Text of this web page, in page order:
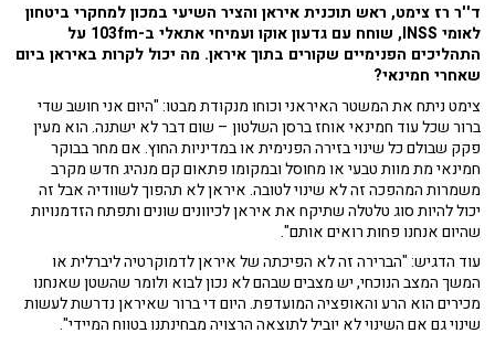
ד''ר רז צימט, ראש תוכנית איראן והציר השיעי במכון למחקרי ביטחון
לאומי INSS, שוחח עם גדעון אוקו ועמיחי אתאלי ב-103fm על
התהליכים הפנימיים שקורים בתוך איראן. מה יכול לקרות באיראן ביום
שאחרי חמינאי?
צימט ניתח את המשטר האיראני וכוחו מנקודת מבטו: "היום אני חושב שדי
ברור שכל עוד חמינאי אוחז ברסן השלטון – שום דבר לא ישתנה. הוא מעין
פקק שבולם כל שינוי בזירה הפנימית או במדיניות החוץ. אם מחר בבוקר
חמינאי מת מוות טבעי או מחוסל ובמקומו פתאום קם מנהיג חדש מקרב
משמרות המהפכה זה לא שינוי לטובה. איראן לא תהפוך לשוודיה אבל זה
יכול להיות סוג טלטלה שתיקח את איראן לכיוונים שונים ותפתח הזדמנויות
שהיום אנחנו פחות רואים אותם".
עוד הדגיש: "הברירה זה לא הפיכתה של איראן לדמוקרטיה ליברלית או
המשך המצב הנוכחי, יש מצבים שבהם לא נכון לבוא ולומר שהשטן שאנחנו
מכירים הוא הרע והאופציה המועדפת. היום די ברור שאיראן נדרשת לעשות
שינוי גם אם השינוי לא יוביל לתוצאה הרצויה מבחינתנו בטווח המיידי".